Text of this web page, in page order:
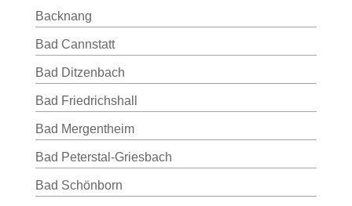
Backnang
Bad Cannstatt
Bad Ditzenbach
Bad Friedrichshall
Bad Mergentheim
Bad Peterstal-Griesbach
Bad Schönborn